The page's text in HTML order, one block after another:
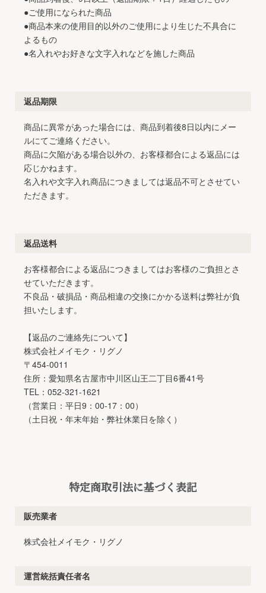
●ご使用になられた商品
●商品本来の使用目的以外のご使用により生じた不具合に
よるもの
●名入れやお好きな文字入れなどを施した商品
返品期限
商品に異常があった場合には、商品到着後8日以内にメー
ルにてご連絡ください。
商品に欠陥がある場合以外の、お客様都合による返品には
応じかねます。
名入れや文字入れ商品につきましては返品不可とさせてい
ただきます。
返品送料
お客様都合による返品につきましてはお客様のご負担とさ
せていただきます。
不良品・破損品・商品相違の交換にかかる送料は弊社が負
担いたします。
【返品のご連絡先について】
株式会社メイモク・リグノ
〒454-0011
住所：愛知県名古屋市中川区山王二丁目6番41号
TEL：052-321-1621
（営業日：平日9：00-17：00）
（土日祝・年末年始・弊社休業日を除く）
特定商取引法に基づく表記
販売業者
株式会社メイモク・リグノ
運営統括責任者名